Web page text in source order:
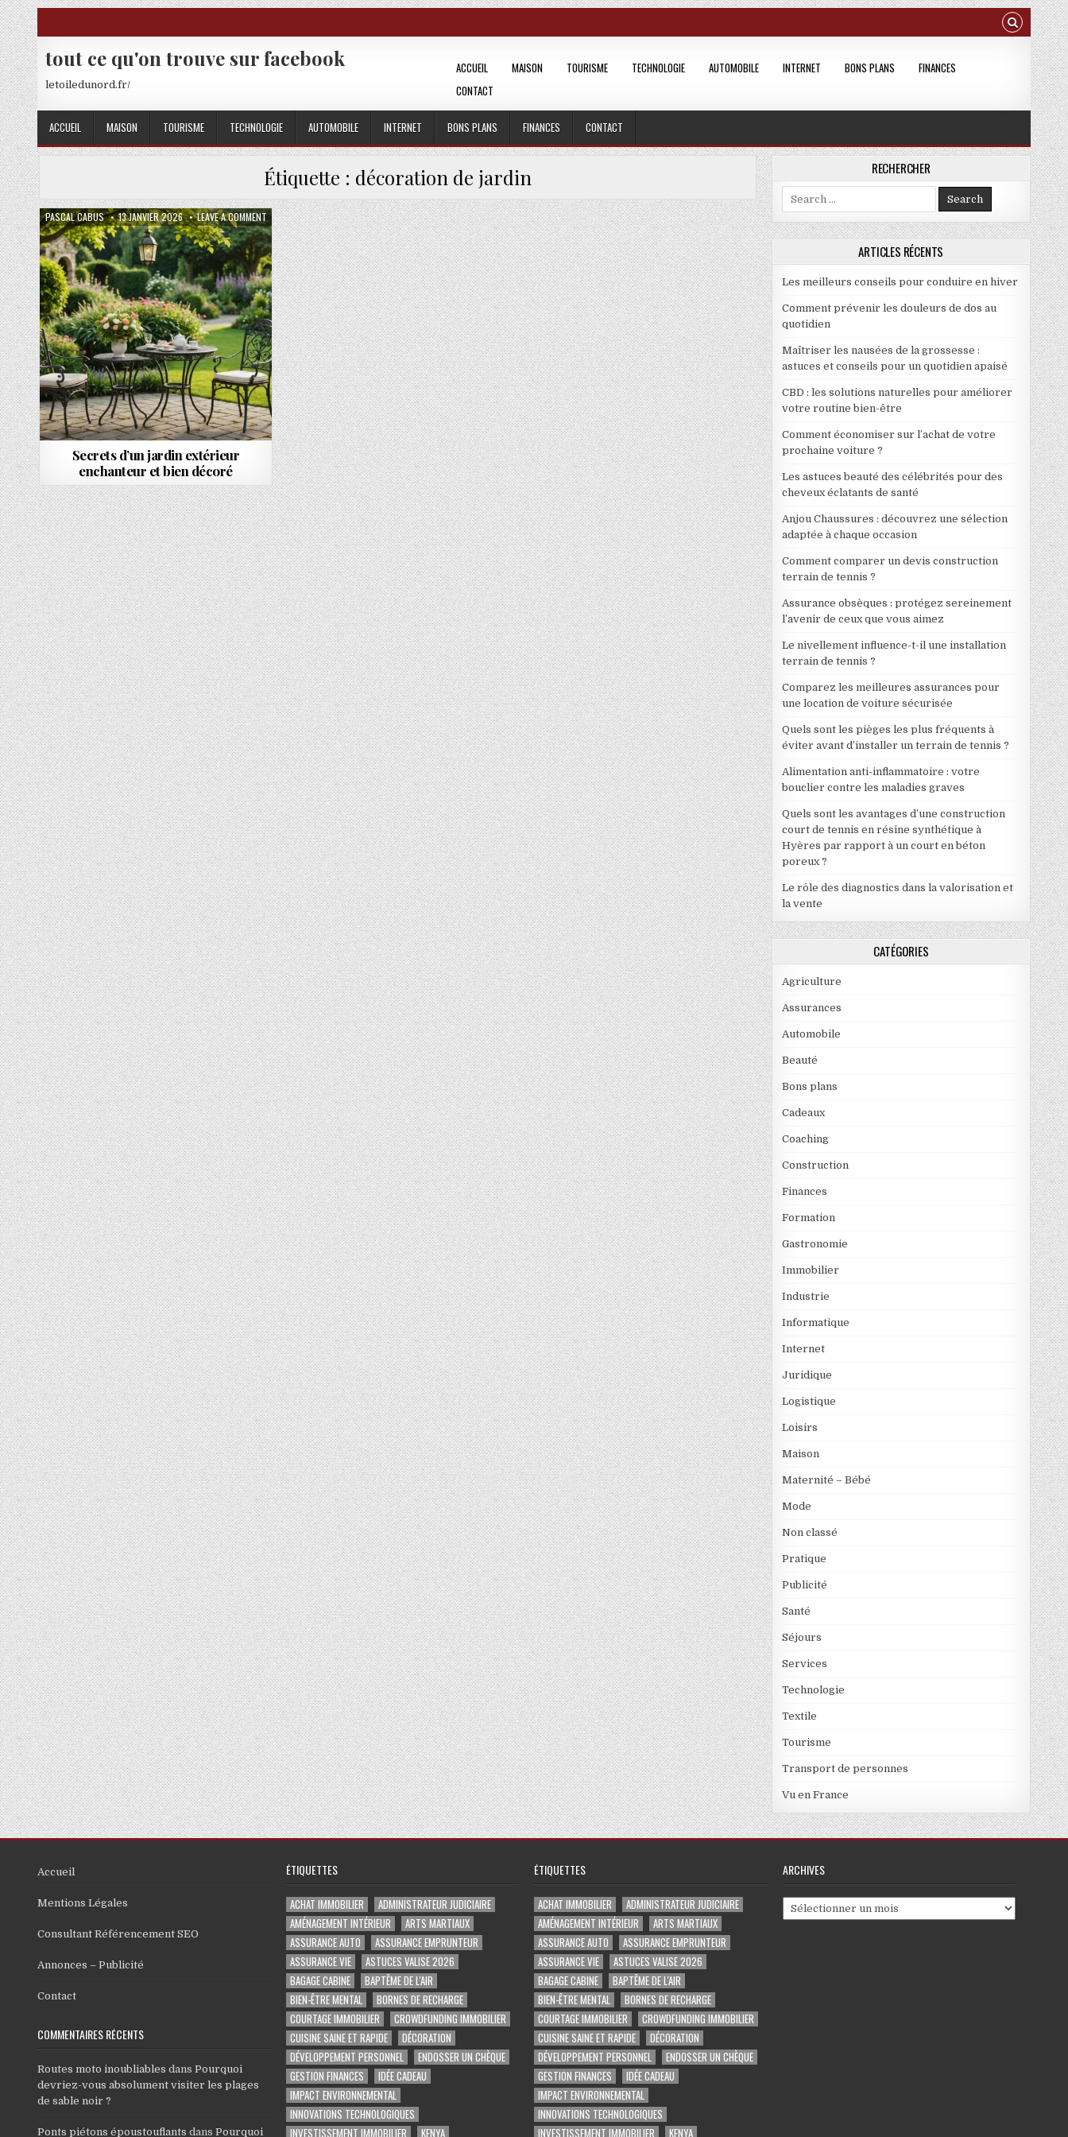
Skip to content
tout ce qu'on trouve sur facebook
letoiledunord.fr/
ACCUEIL MAISON TOURISME TECHNOLOGIE AUTOMOBILE INTERNET BONS PLANS
FINANCES
CONTACT
ACCUEIL MAISON TOURISME TECHNOLOGIE AUTOMOBILE INTERNET BONS PLANS FINANCES CONTACT
Étiquette : décoration de jardin
AUTHOR:
PASCAL CABUS PUBLISHED DATE:
13 JANVIER 2026 LEAVE A COMMENTON SECRETS D’UN JARDIN EXTÉRIEUR ENCHANTEUR ET BIEN DÉCORÉ
Secrets d’un jardin extérieur
enchanteur et bien décoré
RECHERCHER
Search for:
ARTICLES RÉCENTS
Les meilleurs conseils pour conduire en hiver
Comment prévenir les douleurs de dos au
quotidien
Maîtriser les nausées de la grossesse :
astuces et conseils pour un quotidien apaisé
CBD : les solutions naturelles pour améliorer
votre routine bien-être
Comment économiser sur l’achat de votre
prochaine voiture ?
Les astuces beauté des célébrités pour des
cheveux éclatants de santé
Anjou Chaussures : découvrez une sélection
adaptée à chaque occasion
Comment comparer un devis construction
terrain de tennis ?
Assurance obsèques : protégez sereinement
l’avenir de ceux que vous aimez
Le nivellement influence-t-il une installation
terrain de tennis ?
Comparez les meilleures assurances pour
une location de voiture sécurisée
Quels sont les pièges les plus fréquents à
éviter avant d’installer un terrain de tennis ?
Alimentation anti-inflammatoire : votre
bouclier contre les maladies graves
Quels sont les avantages d’une construction
court de tennis en résine synthétique à
Hyères par rapport à un court en béton
poreux ?
Le rôle des diagnostics dans la valorisation et
la vente
CATÉGORIES
Agriculture
Assurances
Automobile
Beauté
Bons plans
Cadeaux
Coaching
Construction
Finances
Formation
Gastronomie
Immobilier
Industrie
Informatique
Internet
Juridique
Logistique
Loisirs
Maison
Maternité – Bébé
Mode
Non classé
Pratique
Publicité
Santé
Séjours
Services
Technologie
Textile
Tourisme
Transport de personnes
Vu en France
Accueil
Mentions Légales
Consultant Référencement SEO
Annonces – Publicité
Contact
COMMENTAIRES RÉCENTS
Routes moto inoubliables dans Pourquoi
devriez-vous absolument visiter les plages
de sable noir ?
Ponts piétons époustouflants dans Pourquoi
ÉTIQUETTES
ACHAT IMMOBILIER
ADMINISTRATEUR JUDICIAIRE
AMÉNAGEMENT INTÉRIEUR
ARTS MARTIAUX
ASSURANCE AUTO
ASSURANCE EMPRUNTEUR
ASSURANCE VIE
ASTUCES VALISE 2026
BAGAGE CABINE
BAPTÊME DE L'AIR
BIEN-ÊTRE MENTAL
BORNES DE RECHARGE
COURTAGE IMMOBILIER
CROWDFUNDING IMMOBILIER
CUISINE SAINE ET RAPIDE
DÉCORATION
DÉVELOPPEMENT PERSONNEL
ENDOSSER UN CHÈQUE
GESTION FINANCES
IDÉE CADEAU
IMPACT ENVIRONNEMENTAL
INNOVATIONS TECHNOLOGIQUES
INVESTISSEMENT IMMOBILIER
KENYA
ÉTIQUETTES
ACHAT IMMOBILIER
ADMINISTRATEUR JUDICIAIRE
AMÉNAGEMENT INTÉRIEUR
ARTS MARTIAUX
ASSURANCE AUTO
ASSURANCE EMPRUNTEUR
ASSURANCE VIE
ASTUCES VALISE 2026
BAGAGE CABINE
BAPTÊME DE L'AIR
BIEN-ÊTRE MENTAL
BORNES DE RECHARGE
COURTAGE IMMOBILIER
CROWDFUNDING IMMOBILIER
CUISINE SAINE ET RAPIDE
DÉCORATION
DÉVELOPPEMENT PERSONNEL
ENDOSSER UN CHÈQUE
GESTION FINANCES
IDÉE CADEAU
IMPACT ENVIRONNEMENTAL
INNOVATIONS TECHNOLOGIQUES
INVESTISSEMENT IMMOBILIER
KENYA
ARCHIVES
Archives